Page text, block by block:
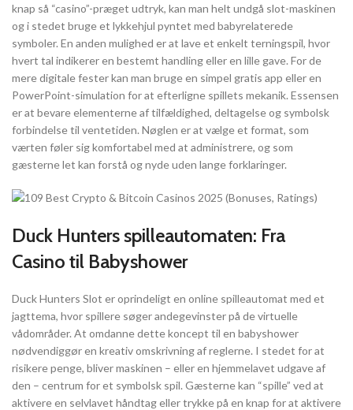
knap så “casino”-præget udtryk, kan man helt undgå slot-maskinen
og i stedet bruge et lykkehjul pyntet med babyrelaterede
symboler. En anden mulighed er at lave et enkelt terningspil, hvor
hvert tal indikerer en bestemt handling eller en lille gave. For de
mere digitale fester kan man bruge en simpel gratis app eller en
PowerPoint-simulation for at efterligne spillets mekanik. Essensen
er at bevare elementerne af tilfældighed, deltagelse og symbolsk
forbindelse til ventetiden. Nøglen er at vælge et format, som
værten føler sig komfortabel med at administrere, og som
gæsterne let kan forstå og nyde uden lange forklaringer.
Duck Hunters spilleautomaten: Fra
Casino til Babyshower
Duck Hunters Slot er oprindeligt en online spilleautomat med et
jagttema, hvor spillere søger andegevinster på de virtuelle
vådområder. At omdanne dette koncept til en babyshower
nødvendiggør en kreativ omskrivning af reglerne. I stedet for at
risikere penge, bliver maskinen – eller en hjemmelavet udgave af
den – centrum for et symbolsk spil. Gæsterne kan “spille” ved at
aktivere en selvlavet håndtag eller trykke på en knap for at aktivere